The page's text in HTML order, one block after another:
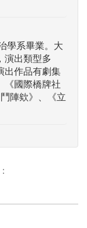
學系畢業。大
演出類型多
出作品有劇集
《國際橋牌社
陣欸》、《立